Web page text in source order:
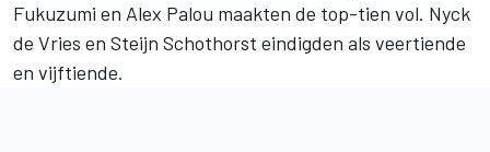
Fukuzumi en Alex Palou maakten de top-tien vol. Nyck
de Vries en Steijn Schothorst eindigden als veertiende
en vijftiende.